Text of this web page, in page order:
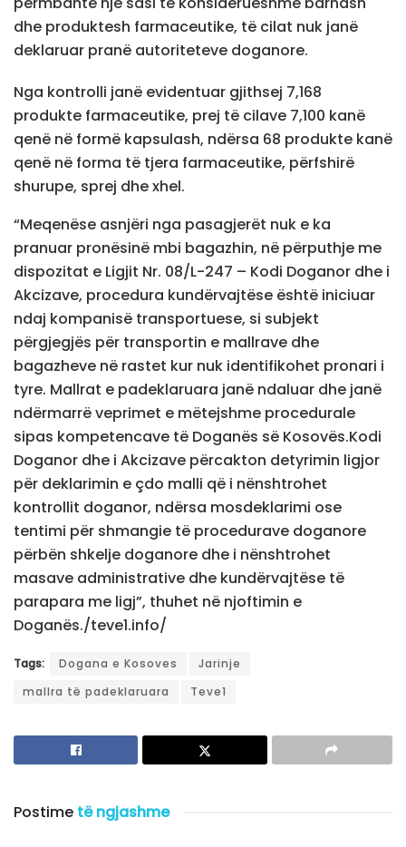
dhe produktesh farmaceutike, të cilat nuk janë
deklaruar pranë autoriteteve doganore.
Nga kontrolli janë evidentuar gjithsej 7,168
produkte farmaceutike, prej të cilave 7,100 kanë
qenë në formë kapsulash, ndërsa 68 produkte kanë
qenë në forma të tjera farmaceutike, përfshirë
shurupe, sprej dhe xhel.
“Meqenëse asnjëri nga pasagjerët nuk e ka
pranuar pronësinë mbi bagazhin, në përputhje me
dispozitat e Ligjit Nr. 08/L-247 – Kodi Doganor dhe i
Akcizave, procedura kundërvajtëse është iniciuar
ndaj kompanisë transportuese, si subjekt
përgjegjës për transportin e mallrave dhe
bagazheve në rastet kur nuk identifikohet pronari i
tyre. Mallrat e padeklaruara janë ndaluar dhe janë
ndërmarrë veprimet e mëtejshme procedurale
sipas kompetencave të Doganës së Kosovës.Kodi
Doganor dhe i Akcizave përcakton detyrimin ligjor
për deklarimin e çdo malli që i nënshtrohet
kontrollit doganor, ndërsa mosdeklarimi ose
tentimi për shmangie të procedurave doganore
përbën shkelje doganore dhe i nënshtrohet
masave administrative dhe kundërvajtëse të
parapara me ligj”, thuhet në njoftimin e
Doganës./teve1.info/
Tags: Dogana e Kosoves
Jarinje
mallra të padeklaruara
Teve1
Postime të ngjashme